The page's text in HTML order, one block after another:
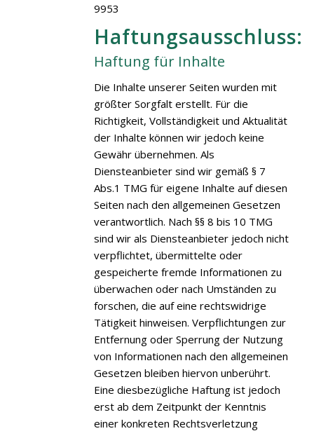
9953
Haftungsausschluss:
Haftung für Inhalte
Die Inhalte unserer Seiten wurden mit
größter Sorgfalt erstellt. Für die
Richtigkeit, Vollständigkeit und Aktualität
der Inhalte können wir jedoch keine
Gewähr übernehmen. Als
Diensteanbieter sind wir gemäß § 7
Abs.1 TMG für eigene Inhalte auf diesen
Seiten nach den allgemeinen Gesetzen
verantwortlich. Nach §§ 8 bis 10 TMG
sind wir als Diensteanbieter jedoch nicht
verpflichtet, übermittelte oder
gespeicherte fremde Informationen zu
überwachen oder nach Umständen zu
forschen, die auf eine rechtswidrige
Tätigkeit hinweisen. Verpflichtungen zur
Entfernung oder Sperrung der Nutzung
von Informationen nach den allgemeinen
Gesetzen bleiben hiervon unberührt.
Eine diesbezügliche Haftung ist jedoch
erst ab dem Zeitpunkt der Kenntnis
einer konkreten Rechtsverletzung